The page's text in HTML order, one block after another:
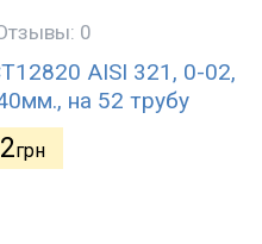
0
AISI 321, 0-02,
на 52 трубу
грн